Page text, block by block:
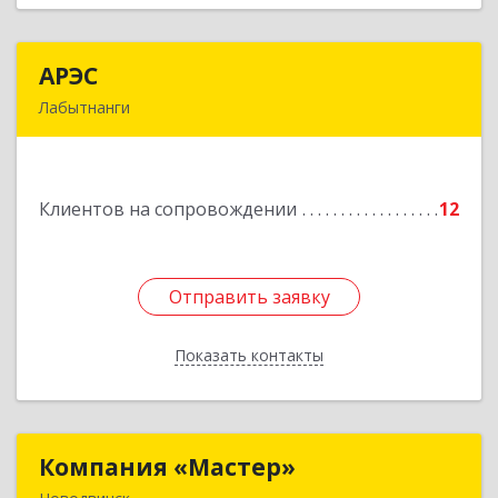
АРЭС
Лабытнанги
Клиентов на сопровождении 12
Отправить заявку
Показать контакты
Подробнее
Отправить заявку
Назад
Компания «Мастер»Компания «Мастер»